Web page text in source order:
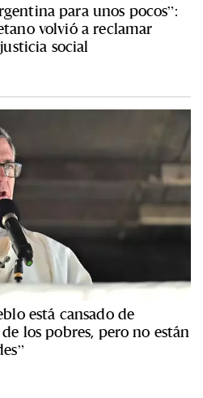
para unos pocos”:
volvió a reclamar
social
está cansado de
los pobres, pero no están